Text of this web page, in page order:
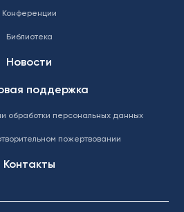
Конференции
Библиотека
Новости
поддержка
обработки персональных данных
пожертвовании
Контакты